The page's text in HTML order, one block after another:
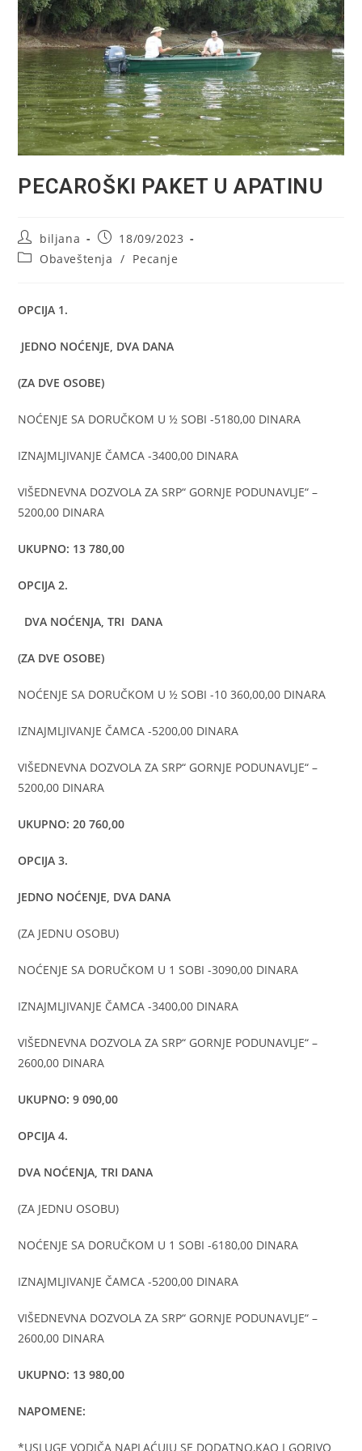
PECAROŠKI PAKET U APATINU
Post
author:
biljana
Post
published:
18/09/2023
PostObaveštenja / Pecanje
OPCIJA 1.
JEDNO NOĆENJE, DVA DANA
(ZA DVE OSOBE)
NOĆENJE SA DORUČKOM U ½ SOBI -5180,00 DINARA
IZNAJMLJIVANJE ČAMCA -3400,00 DINARA
VIŠEDNEVNA DOZVOLA ZA SRP“ GORNJE PODUNAVLJE“ –
5200,00 DINARA
UKUPNO: 13 780,00
OPCIJA 2.
DVA NOĆENJA, TRI DANA
(ZA DVE OSOBE)
NOĆENJE SA DORUČKOM U ½ SOBI -10 360,00,00 DINARA
IZNAJMLJIVANJE ČAMCA -5200,00 DINARA
VIŠEDNEVNA DOZVOLA ZA SRP“ GORNJE PODUNAVLJE“ –
5200,00 DINARA
UKUPNO: 20 760,00
OPCIJA 3.
JEDNO NOĆENJE, DVA DANA
(ZA JEDNU OSOBU)
NOĆENJE SA DORUČKOM U 1 SOBI -3090,00 DINARA
IZNAJMLJIVANJE ČAMCA -3400,00 DINARA
VIŠEDNEVNA DOZVOLA ZA SRP“ GORNJE PODUNAVLJE“ –
2600,00 DINARA
UKUPNO: 9 090,00
OPCIJA 4.
DVA NOĆENJA, TRI DANA
(ZA JEDNU OSOBU)
NOĆENJE SA DORUČKOM U 1 SOBI -6180,00 DINARA
IZNAJMLJIVANJE ČAMCA -5200,00 DINARA
VIŠEDNEVNA DOZVOLA ZA SRP“ GORNJE PODUNAVLJE“ –
2600,00 DINARA
UKUPNO: 13 980,00
NAPOMENE:
*USLUGE VODIČA NAPLAĆUJU SE DODATNO,KAO I GORIVO